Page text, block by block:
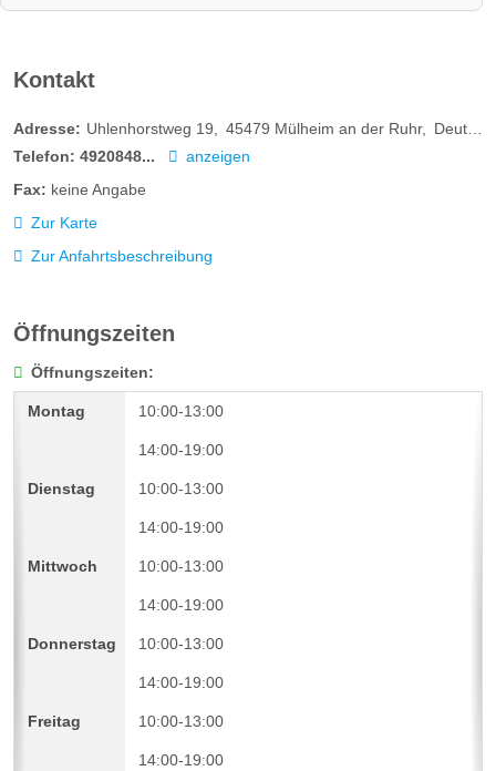
Kontakt
Adresse: Uhlenhorstweg 19 45479 Mülheim an der Ruhr
Deutschland
Telefon: 4920848...
anzeigen
Fax: keine Angabe
Zur Karte
Zur Anfahrtsbeschreibung
Öffnungszeiten
Öffnungszeiten:
10:00-13:00
14:00-19:00
10:00-13:00
14:00-19:00
10:00-13:00
14:00-19:00
10:00-13:00
14:00-19:00
10:00-13:00
14:00-19:00